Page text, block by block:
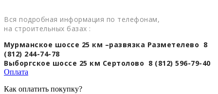
Вся подробная информация по телефонам,
на строительных базах :
Мурманское шоссе 25 км –развязка Разметелево 8
(812) 244-74-78
Выборгское шоссе 25 км Сертолово 8 (812) 596-79-40
Оплата
Как оплатить покупку?